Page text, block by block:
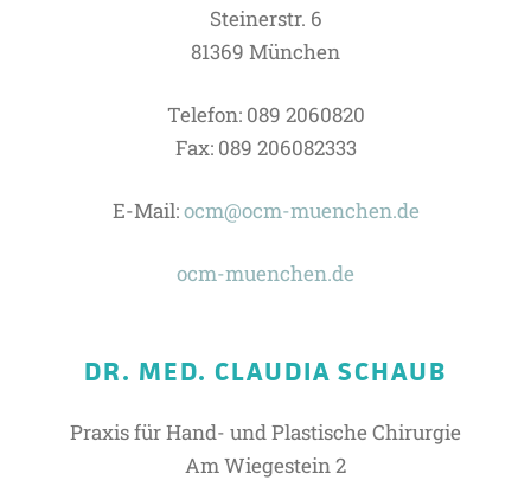
Steinerstr. 6
81369 München
Telefon: 089 2060820
Fax: 089 206082333
E-Mail:ocm@ocm-muenchen.de
ocm-muenchen.de
DR. MED. CLAUDIA SCHAUB
Praxis für Hand- und Plastische Chirurgie
Am Wiegestein 2